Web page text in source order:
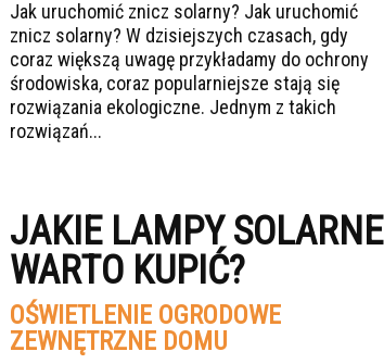
Jak uruchomić znicz solarny? Jak uruchomić
znicz solarny? W dzisiejszych czasach, gdy
coraz większą uwagę przykładamy do ochrony
środowiska, coraz popularniejsze stają się
rozwiązania ekologiczne. Jednym z takich
rozwiązań...
JAKIE LAMPY SOLARNE
WARTO KUPIĆ?
OŚWIETLENIE OGRODOWE
ZEWNĘTRZNE DOMU